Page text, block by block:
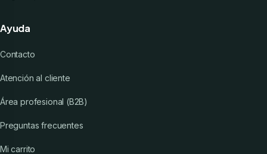
Ayuda
Contacto
Atención al cliente
Área profesional (B2B)
Preguntas frecuentes
Mi carrito